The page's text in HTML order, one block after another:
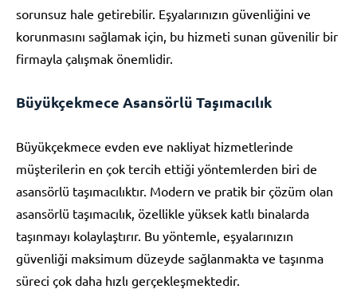
sorunsuz hale getirebilir. Eşyalarınızın güvenliğini ve
korunmasını sağlamak için, bu hizmeti sunan güvenilir bir
firmayla çalışmak önemlidir.
Büyükçekmece Asansörlü Taşımacılık
Büyükçekmece evden eve nakliyat hizmetlerinde
müşterilerin en çok tercih ettiği yöntemlerden biri de
asansörlü taşımacılıktır. Modern ve pratik bir çözüm olan
asansörlü taşımacılık, özellikle yüksek katlı binalarda
taşınmayı kolaylaştırır. Bu yöntemle, eşyalarınızın
güvenliği maksimum düzeyde sağlanmakta ve taşınma
süreci çok daha hızlı gerçekleşmektedir.